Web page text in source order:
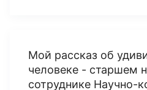
Мой рассказ об
человеке - старшем
сотруднике Научно-